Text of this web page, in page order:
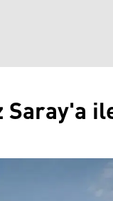
Saray'a